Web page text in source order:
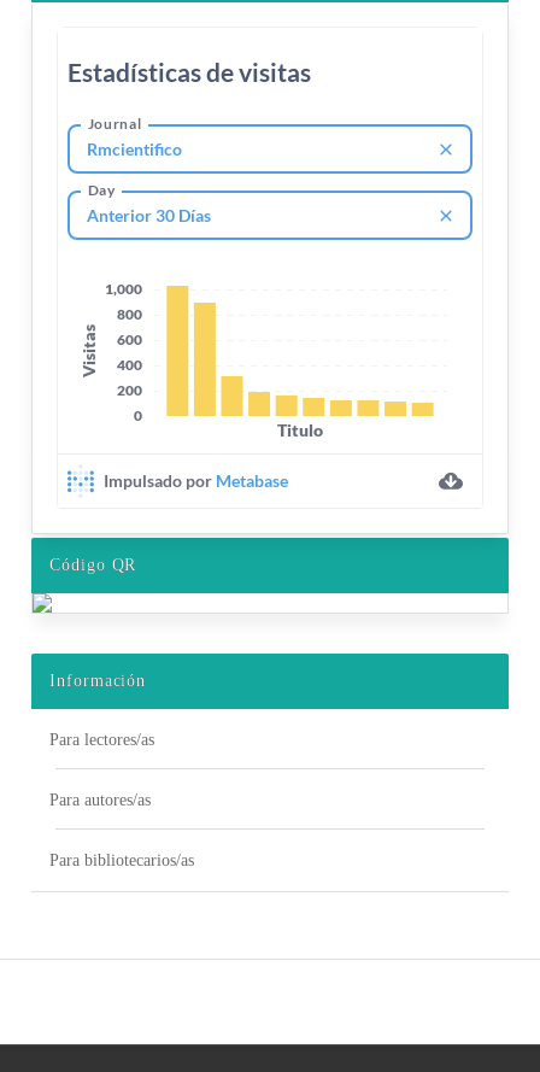
Código QR
Información
Para lectores/as
Para autores/as
Para bibliotecarios/as